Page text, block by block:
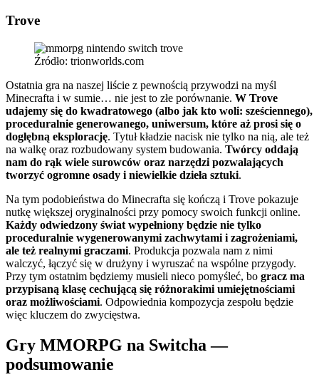
Trove
Źródło: trionworlds.com
Ostatnia gra na naszej liście z pewnością przywodzi na myśl
Minecrafta i w sumie… nie jest to złe porównanie. W Trove
udajemy się do kwadratowego (albo jak kto woli: sześciennego),
proceduralnie generowanego, uniwersum, które aż prosi się o
dogłębną eksplorację. Tytuł kładzie nacisk nie tylko na nią, ale też
na walkę oraz rozbudowany system budowania. Twórcy oddają
nam do rąk wiele surowców oraz narzędzi pozwalających
tworzyć ogromne osady i niewielkie dzieła sztuki.
Na tym podobieństwa do Minecrafta się kończą i Trove pokazuje
nutkę większej oryginalności przy pomocy swoich funkcji online.
Każdy odwiedzony świat wypełniony będzie nie tylko
proceduralnie wygenerowanymi zachwytami i zagrożeniami,
ale też realnymi graczami. Produkcja pozwala nam z nimi
walczyć, łączyć się w drużyny i wyruszać na wspólne przygody.
Przy tym ostatnim będziemy musieli nieco pomyśleć, bo gracz ma
przypisaną klasę cechującą się różnorakimi umiejętnościami
oraz możliwościami. Odpowiednia kompozycja zespołu będzie
więc kluczem do zwycięstwa.
Gry MMORPG na Switcha —
podsumowanie